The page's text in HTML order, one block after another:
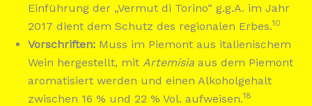
Einführung der „Vermut di Torino“ g.g.A. im Jahr
2017 dient dem Schutz des regionalen Erbes.10
Vorschriften: Muss im Piemont aus italienischem
Wein hergestellt, mit Artemisia aus dem Piemont
aromatisiert werden und einen Alkoholgehalt
zwischen 16 % und 22 % Vol. aufweisen.18